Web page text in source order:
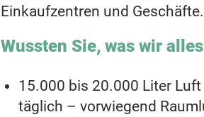
Einkaufzentren und Geschäfte.
Wussten Sie, was wir
15.000 bis 20.000 Liter
täglich – vorwiegend